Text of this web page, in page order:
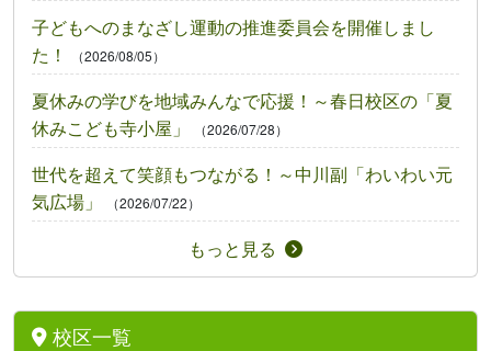
子どもへのまなざし運動の推進委員会を開催しまし
た！
（2026/08/05）
夏休みの学びを地域みんなで応援！～春日校区の「夏
休みこども寺小屋」
（2026/07/28）
世代を超えて笑顔もつながる！～中川副「わいわい元
気広場」
（2026/07/22）
もっと見る
校区一覧